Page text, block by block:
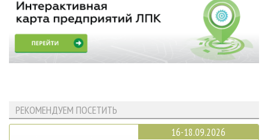
РЕКОМЕНДУЕМ ПОСЕТИТЬ
16-18.09.2026